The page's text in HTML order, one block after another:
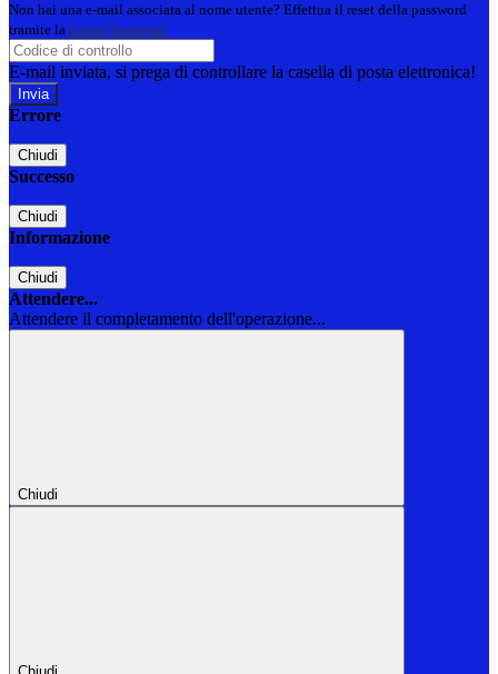
Non hai una e-mail associata al nome utente? Effettua il reset della password
tramite la Login Spaggiari
E-mail inviata, si prega di controllare la casella di posta elettronica!
Errore
Chiudi
Successo
Chiudi
Informazione
Chiudi
Attendere...
Attendere il completamento dell'operazione...
Chiudi